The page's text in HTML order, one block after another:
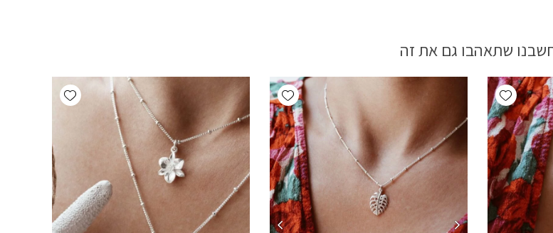
שתאהבו גם את זה
Add wishlist
Add wishlist
Add wishlist